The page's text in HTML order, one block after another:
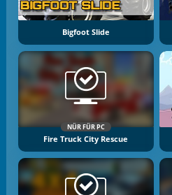
Bigfoot Slide
NÜR FÜR PC
Fire Truck City Rescue